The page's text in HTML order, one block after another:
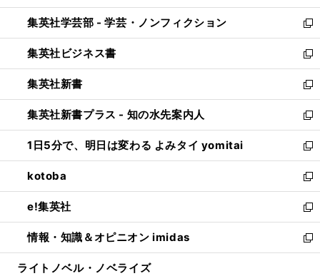
開
く
ウ
で
開
く
ン
ド
ウ
で
開
く
ウ
ィ
ン
ド
ウ
で
開
く
集英社学芸部 - 学芸・ノンフィクション
新
し
い
ウ
ィ
ン
ド
ウ
で
開
く
集英社ビジネス書
新
し
い
ウ
ィ
ン
ド
ウ
で
開
く
集英社新書
新
し
い
ウ
ィ
ン
ド
ウ
で
開
く
集英社新書プラス - 知の水先案内人
新
し
い
ウ
ィ
ン
ド
ウ
で
開
1日5分で、明日は変わる よみタイ yomitai
新
し
い
ウ
ィ
ン
ド
ウ
kotoba
新
し
い
ウ
ィ
ン
e!集英社
新
し
い
ウ
情報・知識＆オピニオン imidas
新
し
ライトノベル・ノベライズ